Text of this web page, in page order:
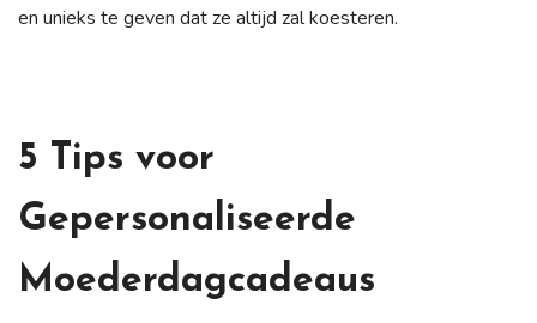
en unieks te geven dat ze altijd zal koesteren.
5 Tips voor
Gepersonaliseerde
Moederdagcadeaus